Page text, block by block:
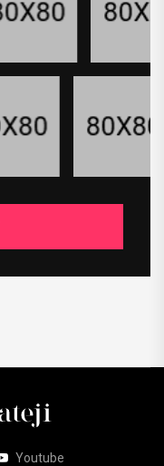
Youtube